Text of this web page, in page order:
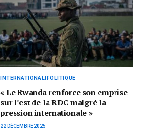
INTERNATIONAL|POLITIQUE
« Le Rwanda renforce son emprise
sur l’est de la RDC malgré la
pression internationale »
22 DÉCEMBRE 2025